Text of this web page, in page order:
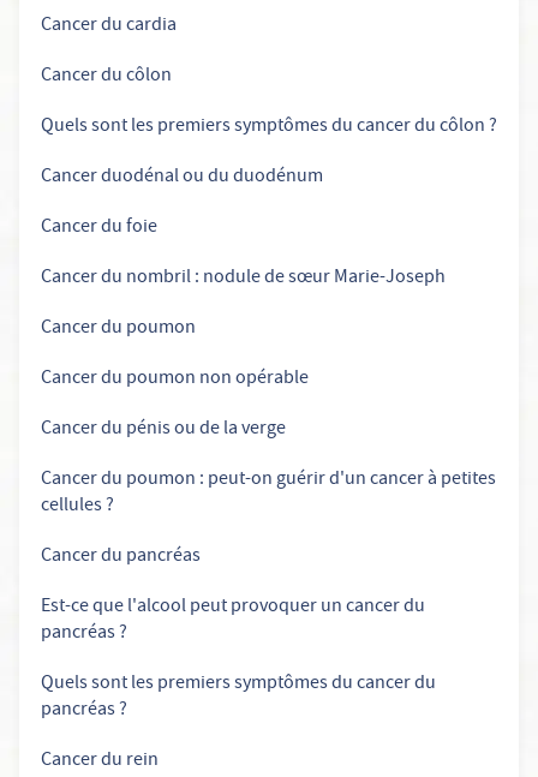
Cancer du cardia
Cancer du côlon
Quels sont les premiers symptômes du cancer du côlon ?
Cancer duodénal ou du duodénum
Cancer du foie
Cancer du nombril : nodule de sœur Marie-Joseph
Cancer du poumon
Cancer du poumon non opérable
Cancer du pénis ou de la verge
Cancer du poumon : peut-on guérir d'un cancer à petites
cellules ?
Cancer du pancréas
Est-ce que l'alcool peut provoquer un cancer du
pancréas ?
Quels sont les premiers symptômes du cancer du
pancréas ?
Cancer du rein